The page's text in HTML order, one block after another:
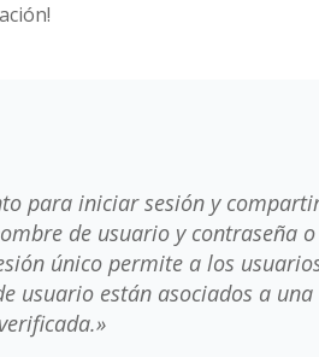
para iniciar sesión y
de usuario y contraseña
único permite a los
usuario están asociados a
verificada.»